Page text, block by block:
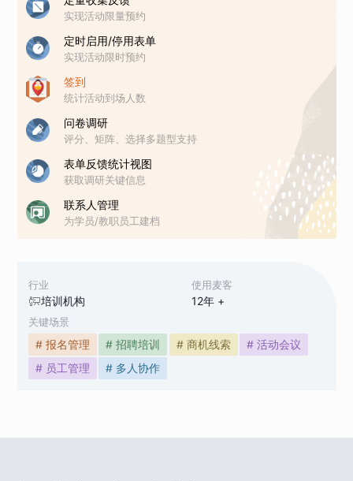
行业
培训机构
使用麦客
12年 +
关键场景
# 报名管理 # 招聘培训 # 商机线索
# 活动会议
# 员工管理
# 多人协作
实现活动限量预约
定时启用/停用表单
实现活动限时预约
签到
统计活动到场人数
问卷调研
评分、矩阵、选择多题型支持
表单反馈统计视图
获取调研关键信息
联系人管理
为学员/教职员工建档